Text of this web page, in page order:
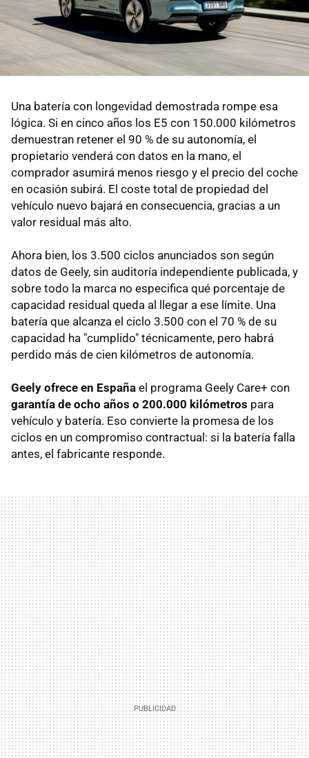
Una batería con longevidad demostrada rompe esa
lógica. Si en cinco años los E5 con 150.000 kilómetros
demuestran retener el 90 % de su autonomía, el
propietario venderá con datos en la mano, el
comprador asumirá menos riesgo y el precio del coche
en ocasión subirá. El coste total de propiedad del
vehículo nuevo bajará en consecuencia, gracias a un
valor residual más alto.
Ahora bien, los 3.500 ciclos anunciados son según
datos de Geely, sin auditoría independiente publicada, y
sobre todo la marca no especifica qué porcentaje de
capacidad residual queda al llegar a ese límite. Una
batería que alcanza el ciclo 3.500 con el 70 % de su
capacidad ha "cumplido" técnicamente, pero habrá
perdido más de cien kilómetros de autonomía.
Geely ofrece en España el programa Geely Care+ con
garantía de ocho años o 200.000 kilómetros para
vehículo y batería. Eso convierte la promesa de los
ciclos en un compromiso contractual: si la batería falla
antes, el fabricante responde.